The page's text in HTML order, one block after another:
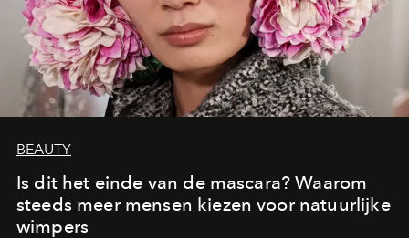
BEAUTY
Is dit het einde van de mascara? Waarom
steeds meer mensen kiezen voor natuurlijke
wimpers